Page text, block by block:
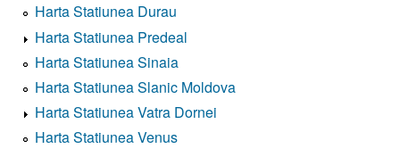
Harta Statiunea Durau
Harta Statiunea Predeal
Harta Statiunea Sinaia
Harta Statiunea Slanic Moldova
Harta Statiunea Vatra Dornei
Harta Statiunea Venus